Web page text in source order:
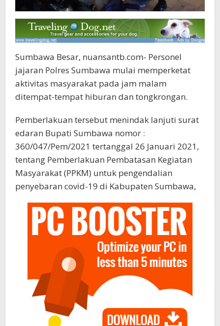
Sumbawa Besar, nuansantb.com- Personel
jajaran Polres Sumbawa mulai memperketat
aktivitas masyarakat pada jam malam
ditempat-tempat hiburan dan tongkrongan.
Pemberlakuan tersebut menindak lanjuti surat
edaran Bupati Sumbawa nomor :
360/047/Pem/2021 tertanggal 26 Januari 2021,
tentang Pemberlakuan Pembatasan Kegiatan
Masyarakat (PPKM) untuk pengendalian
penyebaran covid-19 di Kabupaten Sumbawa,